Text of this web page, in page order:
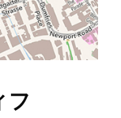
フ